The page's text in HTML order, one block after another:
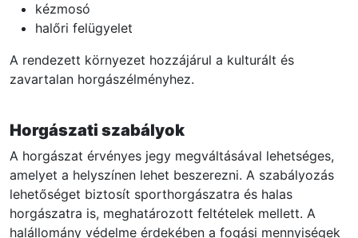
kézmosó
halőri felügyelet
A rendezett környezet hozzájárul a kulturált és
zavartalan horgászélményhez.
Horgászati szabályok
A horgászat érvényes jegy megváltásával lehetséges,
amelyet a helyszínen lehet beszerezni. A szabályozás
lehetőséget biztosít sporthorgászatra és halas
horgászatra is, meghatározott feltételek mellett. A
halállomány védelme érdekében a fogási mennyiségek